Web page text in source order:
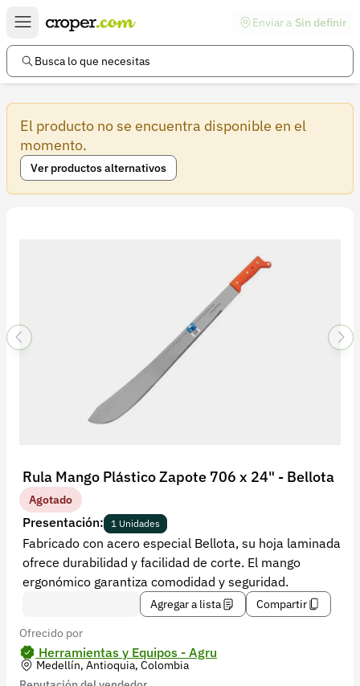
Enviar a Sin definir
Busca lo que necesitas
El producto no se encuentra disponible en el
momento.
Ver productos alternativos
Rula Mango Plástico Zapote 706 x 24" - Bellota
Agotado
Presentación: 1 Unidades
Fabricado con acero especial Bellota, su hoja laminada
ofrece durabilidad y facilidad de corte. El mango
ergonómico garantiza comodidad y seguridad.
Agregar a lista
Compartir
Ofrecido por
Herramientas y Equipos - Agru
Medellín, Antioquia, Colombia
Enlaces de interés
Preguntas frecuentes
Ayuda
Información legal
Términos y condiciones
Registrarse
contacto@croper.com
© 2026 Croper.com Todos los derechos reservados
Versión 5.45.0
Síguenos